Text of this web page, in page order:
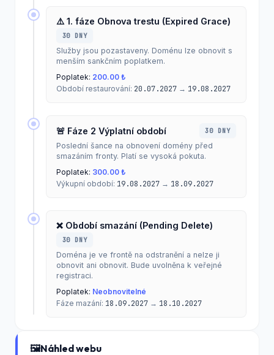
⚠️ 1. fáze Obnova trestu (Expired Grace)
30 DNY
Služby jsou pozastaveny. Doménu lze obnovit s
menším sankčním poplatkem.
Poplatek: 200.00 ₺
Období restaurování: 20.07.2027 → 19.08.2027
🚨 Fáze 2 Výplatní období 30 DNY
Poslední šance na obnovení domény před
smazáním fronty. Platí se vysoká pokuta.
Poplatek: 300.00 ₺
Výkupní období: 19.08.2027 → 18.09.2027
❌ Období smazání (Pending Delete)
30 DNY
Doména je ve frontě na odstranění a nelze ji
obnovit ani obnovit. Bude uvolněna k veřejné
registraci.
Poplatek: Neobnovitelné
Fáze mazání: 18.09.2027 → 18.10.2027
🖼️Náhled webu